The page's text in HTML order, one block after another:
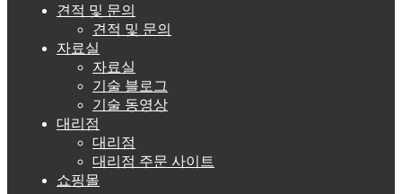
견적 및 문의
견적 및 문의
자료실
자료실
기술 블로그
기술 동영상
대리점
대리점
대리점 주문 사이트
쇼핑몰